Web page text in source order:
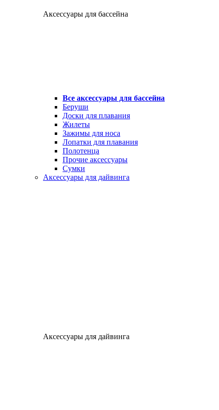
Аксессуары для бассейна
Все аксессуары для бассейна
Беруши
Доски для плавания
Жилеты
Зажимы для носа
Лопатки для плавания
Полотенца
Прочие аксессуары
Сумки
Аксессуары для дайвинга
Аксессуары для дайвинга